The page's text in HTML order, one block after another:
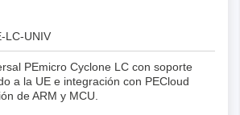
LC-UNIV
PEmicro Cyclone LC con soporte
a la UE e integración con PECloud
de ARM y MCU.